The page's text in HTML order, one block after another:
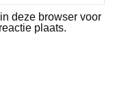
deze browser voor
plaats.